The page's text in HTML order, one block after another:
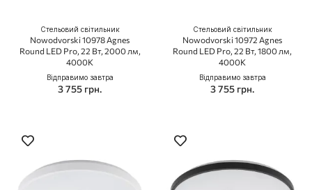
Стельовий світильник
Nowodvorski 10978 Agnes
Round LED Pro, 22 Вт, 2000 лм,
4000K
Відправимо завтра
3 755 грн.
Стельовий світильник
Nowodvorski 10972 Agnes
Round LED Pro, 22 Вт, 1800 лм,
4000K
Відправимо завтра
3 755 грн.